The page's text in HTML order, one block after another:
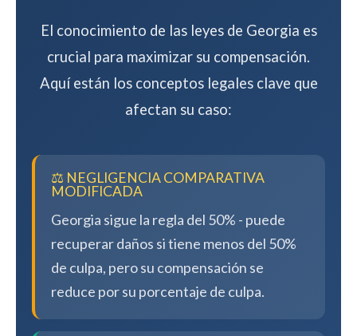
El conocimiento de las leyes de Georgia es
crucial para maximizar su compensación.
Aquí están los conceptos legales clave que
afectan su caso:
⚖️ NEGLIGENCIA COMPARATIVA
MODIFICADA
Georgia sigue la regla del 50% - puede
recuperar daños si tiene menos del 50%
de culpa, pero su compensación se
reduce por su porcentaje de culpa.